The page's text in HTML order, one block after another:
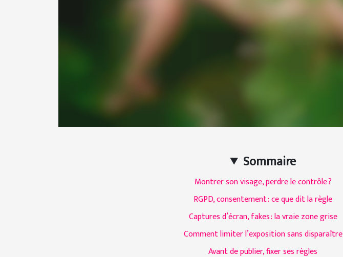
Sommaire
Montrer son visage, perdre le contrôle ?
RGPD, consentement : ce que dit la règle
Captures d’écran, fakes : la vraie zone grise
Comment limiter l’exposition sans disparaître
Avant de publier, fixer ses règles